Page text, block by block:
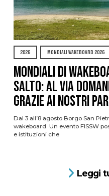
2026 MONDIALI WAKEBOARD 2026
Mondiali di
Salto: al via
grazie ai nostri
Dal 3 all’8 agosto Borgo San
wakeboard. Un evento FISSW
e istituzioni che
Leggi